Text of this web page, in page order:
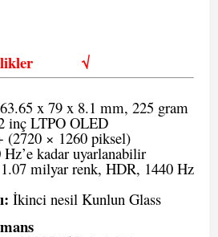
√
x 79 x 8.1 mm, 225 gram
inç LTPO OLED
(2720 × 1260 piksel)
Hz’e kadar uyarlanabilir
1.07 milyar renk, HDR, 1440 Hz
İkinci nesil Kunlun Glass